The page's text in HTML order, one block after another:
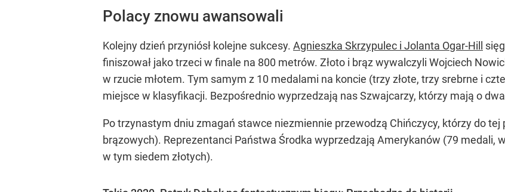
Polacy znowu awansowali
Kolejny dzień przyniósł kolejne sukcesy. Agnieszka Skrzypulec i Jolanta Ogar-Hill
finiszował jako trzeci w finale na 800 metrów. Złoto i brąz wywalczyli Wojciech
w rzucie młotem. Tym samym z 10 medalami na koncie (trzy złote, trzy srebrne i
miejsce w klasyfikacji. Bezpośrednio wyprzedzają nas Szwajcarzy, którzy mają o
Po trzynastym dniu zmagań stawce niezmiennie przewodzą Chińczycy, którzy do
brązowych). Reprezentanci Państwa Środka wyprzedzają Amerykanów (79 medali,
w tym siedem złotych).